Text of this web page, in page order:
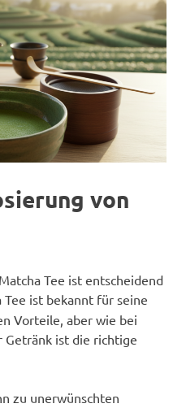
von
Tee ist entscheidend
Tee ist bekannt für seine
Vorteile, aber wie bei
ist die richtige
zu unerwünschten